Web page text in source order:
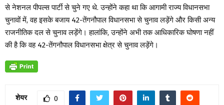
से नेशनल पीपल्स पार्टी से चुने गए थे. उन्होंने कहा था कि आगामी राज्य विधानसभा
चुनावों में, वह इसके बजाय 42-तेंगनौपाल विधानसभा से चुनाव लड़ेंगे और किसी अन्य
राजनीतिक दल से चुनाव लड़ेंगे। हालांकि, उन्होंने अभी तक आधिकारिक घोषणा नहीं
की है कि वह 42-तेंगनौपाल विधानसभा क्षेत्र से चुनाव लड़ेंगे।
शेयर 0